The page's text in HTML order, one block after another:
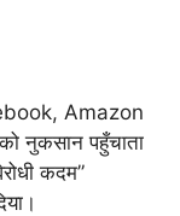
Amazon
नुकसान पहुँचाता
कदम”